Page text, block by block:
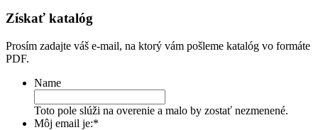
Získať katalóg
Prosím zadajte váš e-mail, na ktorý vám pošleme katalóg vo formáte
PDF.
Name
Toto pole slúži na overenie a malo by zostať nezmenené.
Môj email je:*